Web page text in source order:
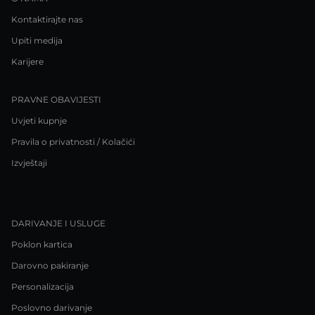
Kontaktirajte nas
Upiti medija
Karijere
PRAVNE OBAVIJESTI
Uvjeti kupnje
Pravila o privatnosti / Kolačići
Izvještaji
DARIVANJE I USLUGE
Poklon kartica
Darovno pakiranje
Personalizacija
Poslovno darivanje